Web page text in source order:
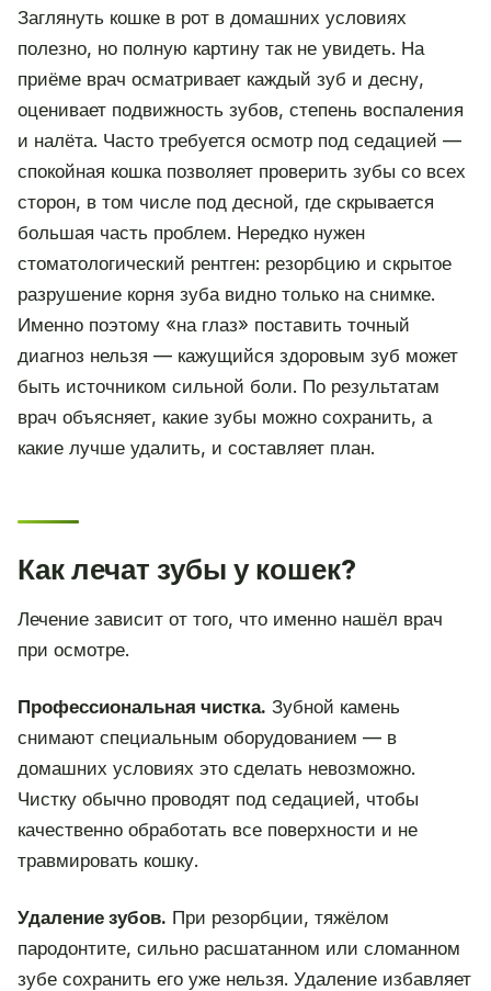
Заглянуть кошке в рот в домашних условиях
полезно, но полную картину так не увидеть. На
приёме врач осматривает каждый зуб и десну,
оценивает подвижность зубов, степень воспаления
и налёта. Часто требуется осмотр под седацией —
спокойная кошка позволяет проверить зубы со всех
сторон, в том числе под десной, где скрывается
большая часть проблем. Нередко нужен
стоматологический рентген: резорбцию и скрытое
разрушение корня зуба видно только на снимке.
Именно поэтому «на глаз» поставить точный
диагноз нельзя — кажущийся здоровым зуб может
быть источником сильной боли. По результатам
врач объясняет, какие зубы можно сохранить, а
какие лучше удалить, и составляет план.
Как лечат зубы у кошек?
Лечение зависит от того, что именно нашёл врач
при осмотре.
Профессиональная чистка. Зубной камень
снимают специальным оборудованием — в
домашних условиях это сделать невозможно.
Чистку обычно проводят под седацией, чтобы
качественно обработать все поверхности и не
травмировать кошку.
Удаление зубов. При резорбции, тяжёлом
пародонтите, сильно расшатанном или сломанном
зубе сохранить его уже нельзя. Удаление избавляет